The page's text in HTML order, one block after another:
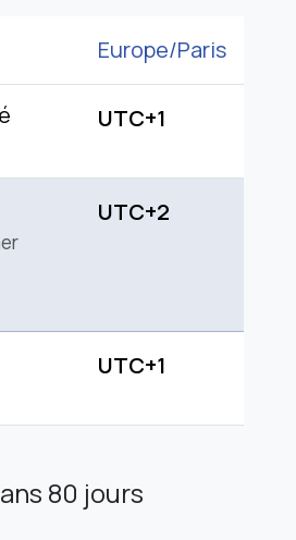
Europe/Paris
UTC+1
UTC+2
UTC+1
80 jours